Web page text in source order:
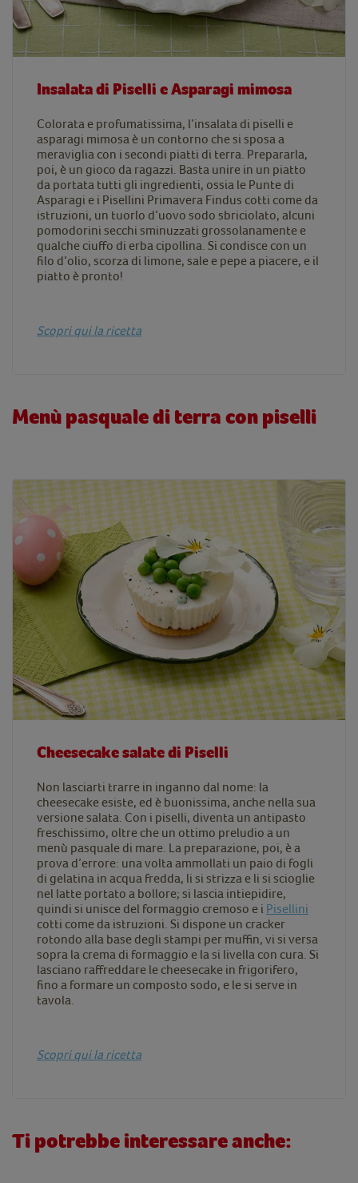
Insalata di Piselli e Asparagi mimosa
Colorata e profumatissima, l’insalata di piselli e
asparagi mimosa è un contorno che si sposa a
meraviglia con i secondi piatti di terra. Prepararla,
poi, è un gioco da ragazzi. Basta unire in un piatto
da portata tutti gli ingredienti, ossia le Punte di
Asparagi e i Pisellini Primavera Findus cotti come da
istruzioni, un tuorlo d’uovo sodo sbriciolato, alcuni
pomodorini secchi sminuzzati grossolanamente e
qualche ciuffo di erba cipollina. Si condisce con un
filo d’olio, scorza di limone, sale e pepe a piacere, e il
piatto è pronto!
Scopri qui la ricetta
Menù pasquale di terra con piselli
Cheesecake salate di Piselli
Non lasciarti trarre in inganno dal nome: la
cheesecake esiste, ed è buonissima, anche nella sua
versione salata. Con i piselli, diventa un antipasto
freschissimo, oltre che un ottimo preludio a un
menù pasquale di mare. La preparazione, poi, è a
prova d’errore: una volta ammollati un paio di fogli
di gelatina in acqua fredda, li si strizza e li si scioglie
nel latte portato a bollore; si lascia intiepidire,
quindi si unisce del formaggio cremoso e i Pisellini
cotti come da istruzioni. Si dispone un cracker
rotondo alla base degli stampi per muffin, vi si versa
sopra la crema di formaggio e la si livella con cura. Si
lasciano raffreddare le cheesecake in frigorifero,
fino a formare un composto sodo, e le si serve in
tavola.
Scopri qui la ricetta
Ti potrebbe interessare anche: